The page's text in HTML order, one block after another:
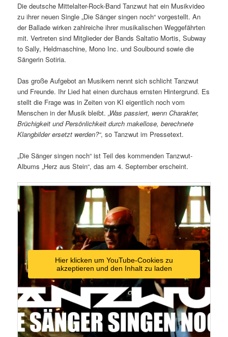
Die deutsche Mittelalter-Rock-Band Tanzwut hat ein Musikvideo
zu ihrer neuen Single „Die Sänger singen noch“ vorgestellt. An
der Ballade wirken zahlreiche ihrer musikalischen Weggefährten
mit. Vertreten sind Mitglieder der Bands Saltatio Mortis, Subway
to Sally, Heldmaschine, Mono Inc. und Soulbound sowie die
Sängerin Sotiria.
Das große Aufgebot an Musikern nennt sich schlicht Tanzwut
und Freunde. Ihr Lied hat einen durchaus ernsten Hintergrund. Es
stellt die Frage was in Zeiten von KI eigentlich noch vom
Menschen in der Musik bleibt.„Was passiert, wenn Charakter,
Brüchigkeit und Persönlichkeit durch makellose, berechnete
Klangbilder ersetzt werden?“, so Tanzwut im Pressetext.
„Die Sänger singen noch“ ist Teil des kommenden Tanzwut-
Albums „Herz aus Stein“, das am 4. September erscheint.
Hier klicken um YouTube-Cookies zu
akzeptieren und den Inhalt zu laden